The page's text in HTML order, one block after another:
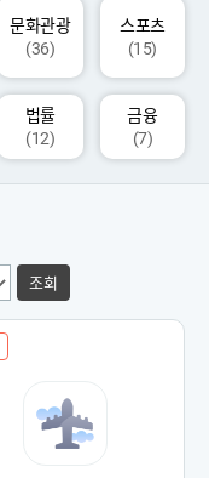
문화관광
(36)
스포츠
(15)
법률
(12)
금융
(7)
조회